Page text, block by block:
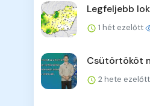
Legfeljebb
1 hét ezelőtt
Csütörtököt
2 hete ezelőtt